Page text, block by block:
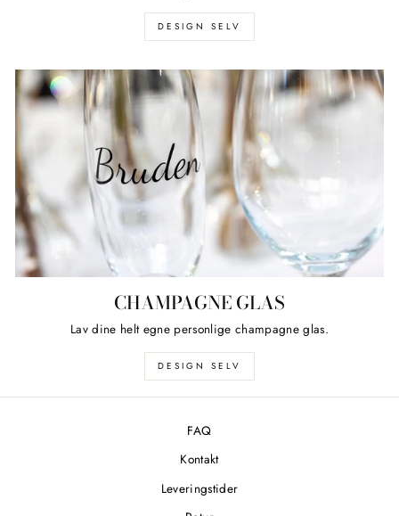
DESIGN SELV
CHAMPAGNE GLAS
Lav dine helt egne personlige champagne glas.
DESIGN SELV
FAQ
Kontakt
Leveringstider